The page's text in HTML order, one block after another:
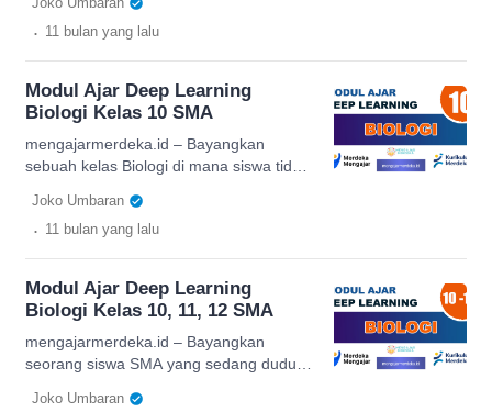
manusia. Alih-alih hanya menghafalkan
organ paru-paru dan fungsinya, ia diajak
tahu teori, tetapi juga mampu
menghubungkan konsep Biologi dengan
isu nyata di sekitar mereka. Inilah
semangat dari Modul Ajar […]
. 11 bulan yang lalu
Modul Ajar Deep Learning
Biologi Kelas 10 SMA
mengajarmerdeka.id – Bayangkan
sebuah kelas Biologi di mana siswa tidak
mengeksplorasi sel hidup dalam bentuk
3D, menganalisis data eksperimen
dari Modul Ajar Deep Learning Biologi
Kelas 10 SMA. Modul ini dirancang
bukan sekadar materi cetak, melainkan
jembatan untuk menghadirkan
Joko Umbaran
. 11 bulan yang lalu
Modul Ajar Deep Learning
Biologi Kelas 10, 11, 12 SMA
mengajarmerdeka.id – Bayangkan
seorang siswa SMA yang sedang duduk
membuka buku teks, membaca tentang
Joko Umbaran